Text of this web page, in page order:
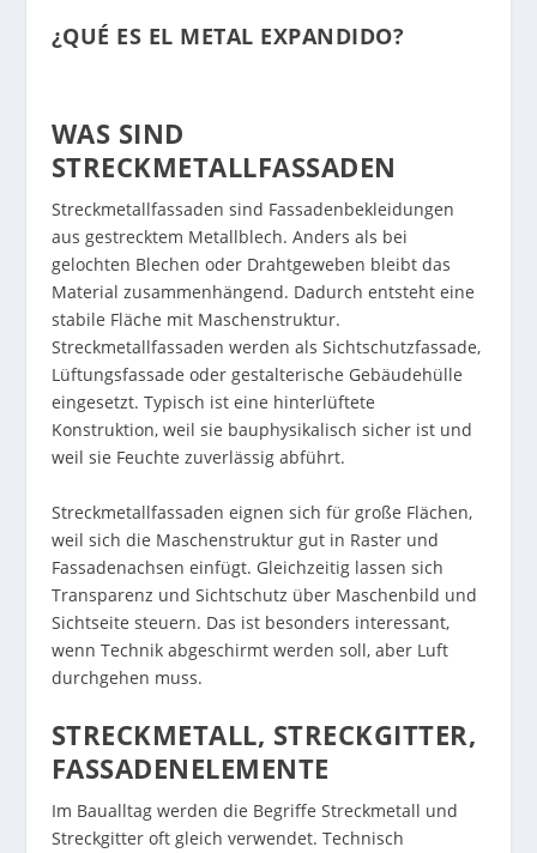
¿QUÉ ES EL METAL EXPANDIDO?
WAS SIND
STRECKMETALLFASSADEN
Streckmetallfassaden sind Fassadenbekleidungen
aus gestrecktem Metallblech. Anders als bei
gelochten Blechen oder Drahtgeweben bleibt das
Material zusammenhängend. Dadurch entsteht eine
stabile Fläche mit Maschenstruktur.
Streckmetallfassaden werden als Sichtschutzfassade,
Lüftungsfassade oder gestalterische Gebäudehülle
eingesetzt. Typisch ist eine hinterlüftete
Konstruktion, weil sie bauphysikalisch sicher ist und
weil sie Feuchte zuverlässig abführt.
Streckmetallfassaden eignen sich für große Flächen,
weil sich die Maschenstruktur gut in Raster und
Fassadenachsen einfügt. Gleichzeitig lassen sich
Transparenz und Sichtschutz über Maschenbild und
Sichtseite steuern. Das ist besonders interessant,
wenn Technik abgeschirmt werden soll, aber Luft
durchgehen muss.
STRECKMETALL, STRECKGITTER,
FASSADENELEMENTE
Im Baualltag werden die Begriffe Streckmetall und
Streckgitter oft gleich verwendet. Technisch